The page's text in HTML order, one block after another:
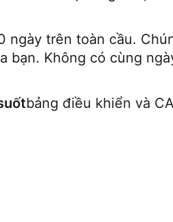
ngày trên toàn cầu.
bạn. Không có cùng
bảng điều khiển và